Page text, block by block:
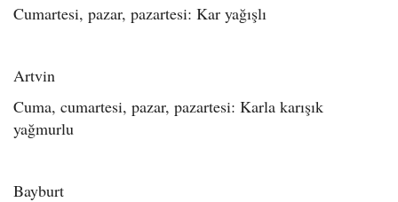
Cumartesi, pazar, pazartesi: Kar yağışlı
Artvin
Cuma, cumartesi, pazar, pazartesi: Karla karışık
yağmurlu
Bayburt